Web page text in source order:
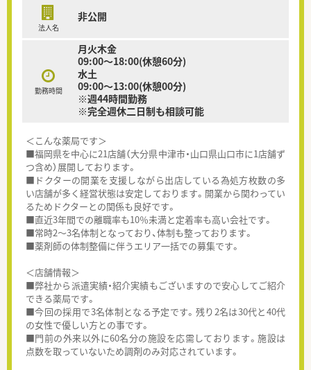
法人名
非公開
勤務時間
月火木金
09:00～18:00(休憩60分)
水土
09:00～13:00(休憩00分)
※週44時間勤務
※完全週休二日制も相談可能
＜こんな薬局です＞
■福岡県を中心に21店舗（大分県中津市・山口県山口市に1店舗ず
つ含め）展開しております。
■ドクターの開業を支援しながら出店している為処方枚数の多
い店舗が多く経営状態は安定しております。開業から関わってい
るためドクターとの関係も良好です。
■直近3年間での離職率も10％未満と定着率も高い会社です。
■常時2～3名体制となっており、体制も整っております。
■薬剤師の体制整備に伴うエリア一括での募集です。
＜店舗情報＞
■弊社から派遣実績・紹介実績もございますので安心してご紹介
できる薬局です。
■今回の採用で3名体制となる予定です。残り2名は30代と40代
の女性で優しい方との事です。
■門前の外来以外に60名分の施設を応需しております。施設は
点数を取っていないため調剤のみ対応されています。